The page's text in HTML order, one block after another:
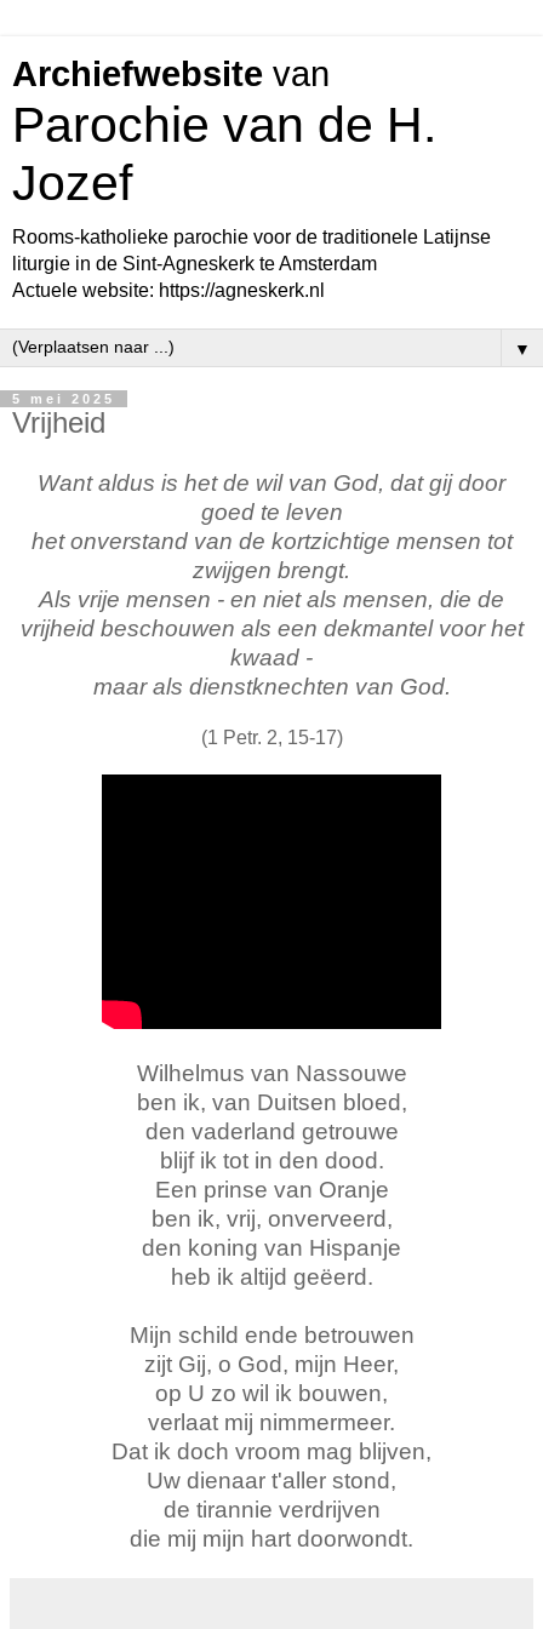
Archiefwebsite van
Parochie van de H.
Jozef
Rooms-katholieke parochie voor de traditionele Latijnse
liturgie in de Sint-Agneskerk te Amsterdam
Actuele website: https://agneskerk.nl
▼
5 mei 2025
Vrijheid
Want aldus is het de wil van God, dat gij door
goed te leven
het onverstand van de kortzichtige mensen tot
zwijgen brengt.
Als vrije mensen - en niet als mensen, die de
vrijheid beschouwen als een dekmantel voor het
kwaad -
maar als dienstknechten van God.
(1 Petr. 2, 15-17)
Wilhelmus van Nassouwe
ben ik, van Duitsen bloed,
den vaderland getrouwe
blijf ik tot in den dood.
Een prinse van Oranje
ben ik, vrij, onverveerd,
den koning van Hispanje
heb ik altijd geëerd.
Mijn schild ende betrouwen
zijt Gij, o God, mijn Heer,
op U zo wil ik bouwen,
verlaat mij nimmermeer.
Dat ik doch vroom mag blijven,
Uw dienaar t'aller stond,
de tirannie verdrijven
die mij mijn hart doorwondt.